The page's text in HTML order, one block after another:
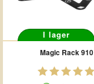
I lager
Magic Rack 910